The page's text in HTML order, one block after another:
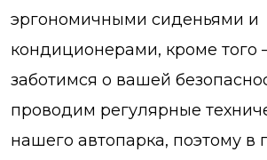
эргономичными сиденьями и
кондиционерами, кроме
заботимся о вашей
проводим регулярные
нашего автопарка, поэтому в